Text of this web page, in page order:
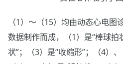
（1）～（15）均由动态心电图
数据制作而成，（1）是“棒球拍
状”；（3）是“收缩形”；（4）、